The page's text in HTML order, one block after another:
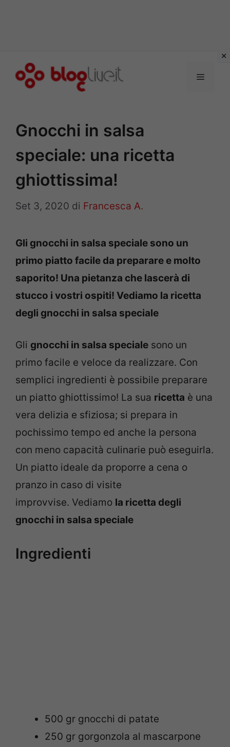
Menu
Gnocchi in salsa
speciale: una ricetta
ghiottissima!
Set 3, 2020 di Francesca A.
Gli gnocchi in salsa speciale sono un
primo piatto facile da preparare e molto
saporito! Una pietanza che lascerà di
stucco i vostri ospiti! Vediamo la ricetta
degli gnocchi in salsa speciale
Gli gnocchi in salsa speciale sono un
primo facile e veloce da realizzare. Con
semplici ingredienti è possibile preparare
un piatto ghiottissimo! La sua ricetta è una
vera delizia e sfiziosa; si prepara in
pochissimo tempo ed anche la persona
con meno capacità culinarie può eseguirla.
Un piatto ideale da proporre a cena o
pranzo in caso di visite
improvvise. Vediamo la ricetta degli
gnocchi in salsa speciale
Ingredienti
500 gr gnocchi di patate
250 gr gorgonzola al mascarpone